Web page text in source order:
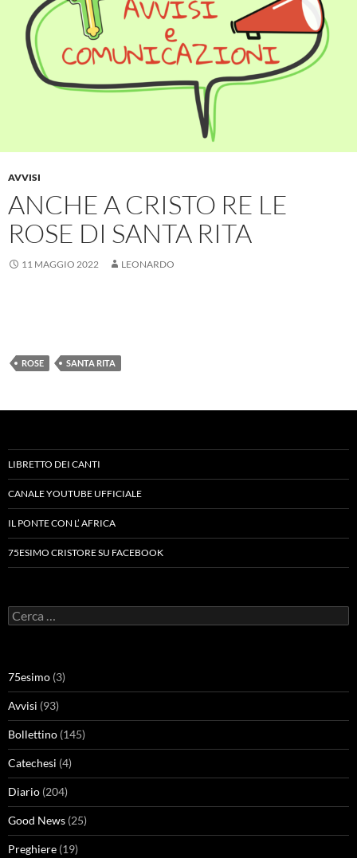
AVVISI
ANCHE A CRISTO RE LE
ROSE DI SANTA RITA
11 MAGGIO 2022 LEONARDO
ROSE SANTA RITA
LIBRETTO DEI CANTI
CANALE YOUTUBE UFFICIALE
IL PONTE CON L’ AFRICA
75ESIMO CRISTORE SU FACEBOOK
Ricerca
per:
75esimo (3)
Avvisi (93)
Bollettino (145)
Catechesi (4)
Diario (204)
Good News (25)
Preghiere (19)